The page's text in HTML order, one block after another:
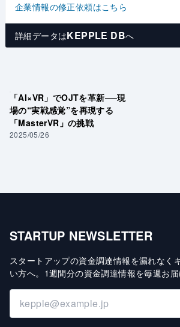
企業情報の修正依頼はこちら
詳細データはKEPPLE DBへ
「AI×VR」でOJTを革新──現
場の“実戦感覚”を再現する
「MasterVR」の挑戦
2025/05/26
STARTUP NEWSLETTER
スタートアップの資金調達情報を漏れなく
い方へ。 1週間分の資金調達情報を毎週お